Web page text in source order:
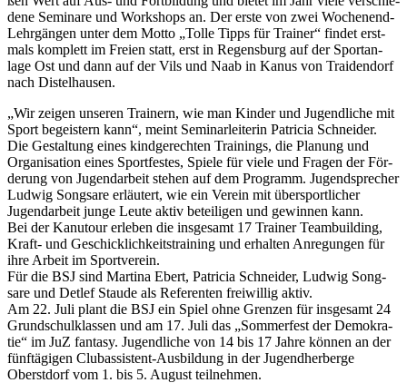
dene Semi­nare und Work­shops an. Der erste von zwei Wochen­end-
Lehr­gän­gen unter dem Motto „Tolle Tipps für Trai­ner“ fin­det erst­
mals kom­plett im Freien statt, erst in Regens­burg auf der Sport­an­
lage Ost und dann auf der Vils und Naab in Kanus von Trai­den­dorf
nach Dis­tel­hau­sen.
„Wir zei­gen unse­ren Trai­nern, wie man Kin­der und Jugend­li­che mit
Sport begeis­tern kann“, meint Semi­nar­lei­te­rin Patri­cia Schnei­der.
Die Gestal­tung eines kind­ge­rech­ten Trai­nings, die Pla­nung und
Orga­ni­sa­tion eines Sport­fes­tes, Spiele für viele und Fra­gen der För­
de­rung von Jugend­ar­beit ste­hen auf dem Pro­gramm. Jugend­spre­cher
Lud­wig Song­sare erläu­tert, wie ein Ver­ein mit über­sport­li­cher
Jugend­ar­beit junge Leute aktiv betei­li­gen und gewin­nen kann.
Bei der Kanu­tour erle­ben die ins­ge­samt 17 Trai­ner Team­buil­ding,
Kraft- und Geschick­lich­keits­trai­ning und erhal­ten Anre­gun­gen für
ihre Arbeit im Sport­ver­ein.
Für die BSJ sind Mar­tina Ebert, Patri­cia Schnei­der, Lud­wig Song­
sare und Det­lef Staude als Refe­ren­ten frei­wil­lig aktiv.
Am 22. Juli plant die BSJ ein Spiel ohne Gren­zen für ins­ge­samt 24
Grund­schul­klas­sen und am 17. Juli das „Som­mer­fest der Demo­kra­
tie“ im JuZ fan­tasy. Jugend­li­che von 14 bis 17 Jahre kön­nen an der
fünf­tä­gi­gen Club­as­sis­tent-Aus­bil­dung in der Jugend­her­berge
Oberst­dorf vom 1. bis 5. August teil­neh­men.